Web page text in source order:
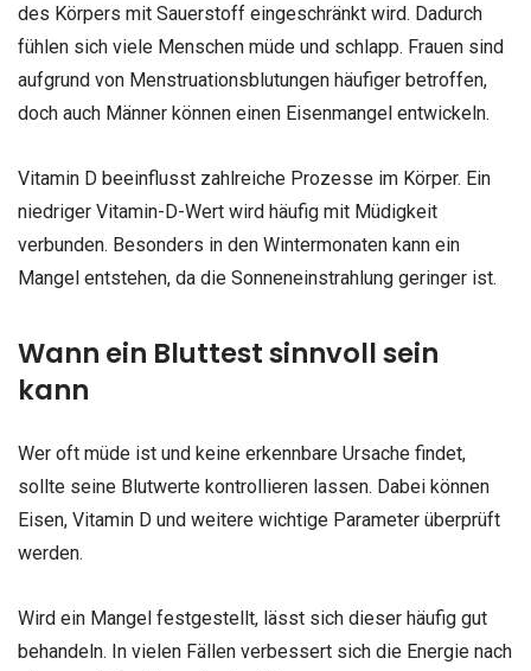
des Körpers mit Sauerstoff eingeschränkt wird. Dadurch
fühlen sich viele Menschen müde und schlapp. Frauen sind
aufgrund von Menstruationsblutungen häufiger betroffen,
doch auch Männer können einen Eisenmangel entwickeln.
Vitamin D beeinflusst zahlreiche Prozesse im Körper. Ein
niedriger Vitamin-D-Wert wird häufig mit Müdigkeit
verbunden. Besonders in den Wintermonaten kann ein
Mangel entstehen, da die Sonneneinstrahlung geringer ist.
Wann ein Bluttest sinnvoll sein
kann
Wer oft müde ist und keine erkennbare Ursache findet,
sollte seine Blutwerte kontrollieren lassen. Dabei können
Eisen, Vitamin D und weitere wichtige Parameter überprüft
werden.
Wird ein Mangel festgestellt, lässt sich dieser häufig gut
behandeln. In vielen Fällen verbessert sich die Energie nach